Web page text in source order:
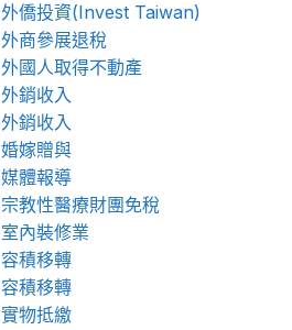
外僑投資(Invest Taiwan)
外商參展退稅
外國人取得不動產
外銷收入
外銷收入
婚嫁贈與
媒體報導
宗教性醫療財團免稅
室內裝修業
容積移轉
容積移轉
實物抵繳